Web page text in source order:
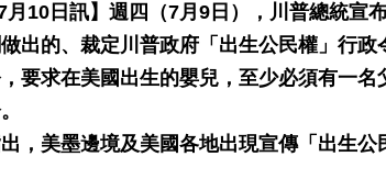
月10日訊】週四（7月9日），川普總統宣
出的、裁定川普政府「出生公民權」行政
要求在美國出生的嬰兒，至少必須有一名
，美墨邊境及美國各地出現宣傳「出生